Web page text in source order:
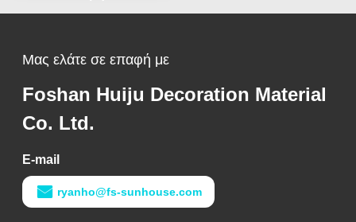
Μας ελάτε σε επαφή με
Foshan Huiju Decoration Material
Co. Ltd.
E-mail
ryanho@fs-sunhouse.com